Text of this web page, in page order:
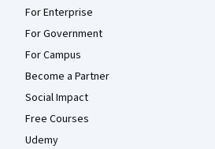
For Enterprise
For Government
For Campus
Become a Partner
Social Impact
Free Courses
Udemy